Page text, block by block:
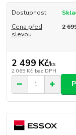
Dostupnost
Cena před
slevou
2
2 499 Kč/ks
2 065 Kč bez DPH